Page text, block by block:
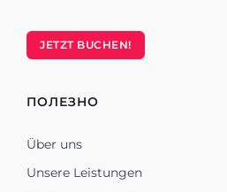
JETZT BUCHEN!
ПОЛЕЗНО
Über uns
Unsere Leistungen